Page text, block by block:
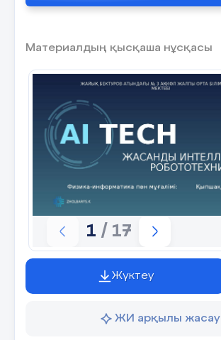
Материалдың қысқаша нұсқасы
1 / 17
Жүктеу
ЖИ арқылы жасау